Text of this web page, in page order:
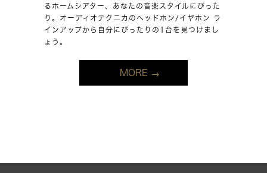
るホームシアター、あなたの音楽スタイルにぴった
り。オーディオテクニカのヘッドホン/イヤホン ラ
インアップから自分にぴったりの1台を見つけまし
ょう。
MORE